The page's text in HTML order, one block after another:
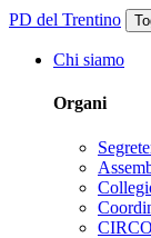
PD del Trentino
Chi siamo
Organi